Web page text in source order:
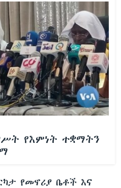
የእምነት ተቋማትን
የመኖሪያ ቤቶች እና